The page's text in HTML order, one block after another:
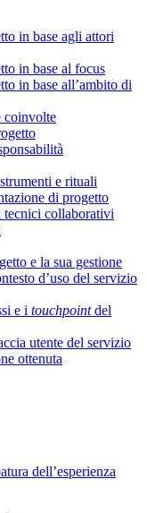
in base agli attori
in base al focus
in base all’ambito di
coinvolte
e rituali
di progetto
tecnici collaborativi
e la sua gestione
d’uso del servizio
e i touchpointdel
utente del servizio
ottenuta
dell’esperienza